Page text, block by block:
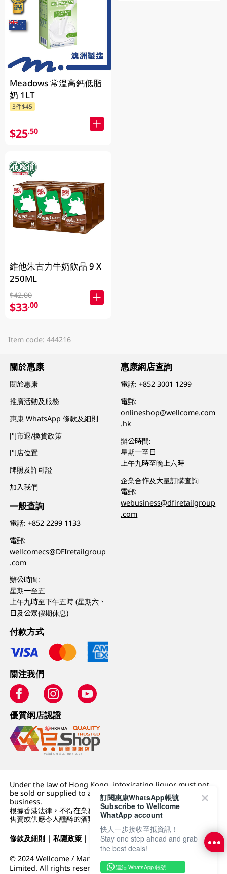
Meadows 常溫高鈣低脂
奶 1LT
3件$45
$25.50
維他朱古力牛奶飲品 9 X
250ML
$42.00
$33.00
Item code: 444216
關於惠康
關於惠康
推廣活動及服務
惠康 WhatsApp 條款及細則
門市退/換貨政策
門店位置
牌照及許可證
加入我們
一般查詢
電話:+852 2299 1133
電郵:
wellcomecs@DFIretailgroup
.com
辦公時間:
星期一至五
上午九時至下午五時 (星期六、
日及公眾假期休息)
惠康網店查詢
電話:+852 3001 1299
電郵:
onlineshop@wellcome.com
.hk
辦公時間:
星期一至日
上午九時至晚上六時
企業合作及大量訂購查詢
電郵:
webusiness@dfiretailgroup
.com
付款方式
關注我們
優質纲店認證
Under the law of Hong Kong, intoxicating liquor must not
be sold or supplied to a minor (under 18) in the course of
business.
根據香港法律，不得在業務過程中，向未成年人 (18 歲以下人士)
售賣或供應令人醺醉的酒類。
條款及細則 |私隱政策 | DFI零售集團
© 2024 Wellcome / Market Place. The Dairy Farm Company
Limited. All rights reserved.
訂閱惠康WhatsApp帳號
Subscribe to Wellcome
WhatApp account
快人一步接收至抵資訊！
Stay one step ahead and grab
the best deals!
連結 WhatsApp 帳號